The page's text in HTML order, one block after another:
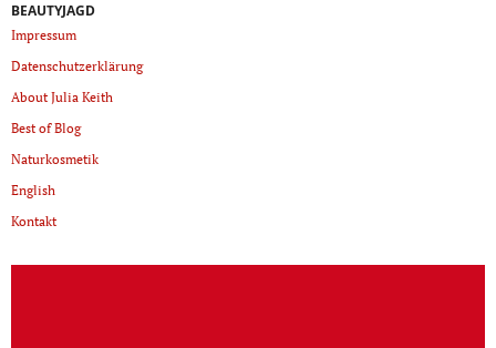
BEAUTYJAGD
Impressum
Datenschutzerklärung
About Julia Keith
Best of Blog
Naturkosmetik
English
Kontakt